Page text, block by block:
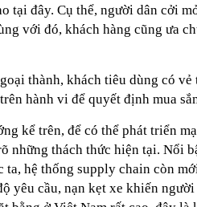
tại đây. Cụ thể, người dân cởi
với đó, khách hàng cũng ưa
thành, khách tiêu dùng có
hành vi để quyết định mua
kể trên, để có thể phát triển
những thách thức hiện tại. Nổi
ta, hệ thống supply chain còn
yêu cầu, nạn kẹt xe khiến